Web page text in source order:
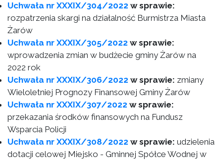
Uchwała nr XXXIX/304/2022 w sprawie:
rozpatrzenia skargi na działalność Burmistrza Miasta
Żarów
Uchwała nr XXXIX/305/2022 w sprawie:
wprowadzenia zmian w budżecie gminy Żarów na
2022 rok
Uchwała nr XXXIX/306/2022 w sprawie: zmiany
Wieloletniej Prognozy Finansowej Gminy Żarów
Uchwała nr XXXIX/307/2022 w sprawie:
przekazania środków finansowych na Fundusz
Wsparcia Policji
Uchwała nr XXXIX/308/2022 w sprawie: udzielenia
dotacji celowej Miejsko - Gminnej Spółce Wodnej w